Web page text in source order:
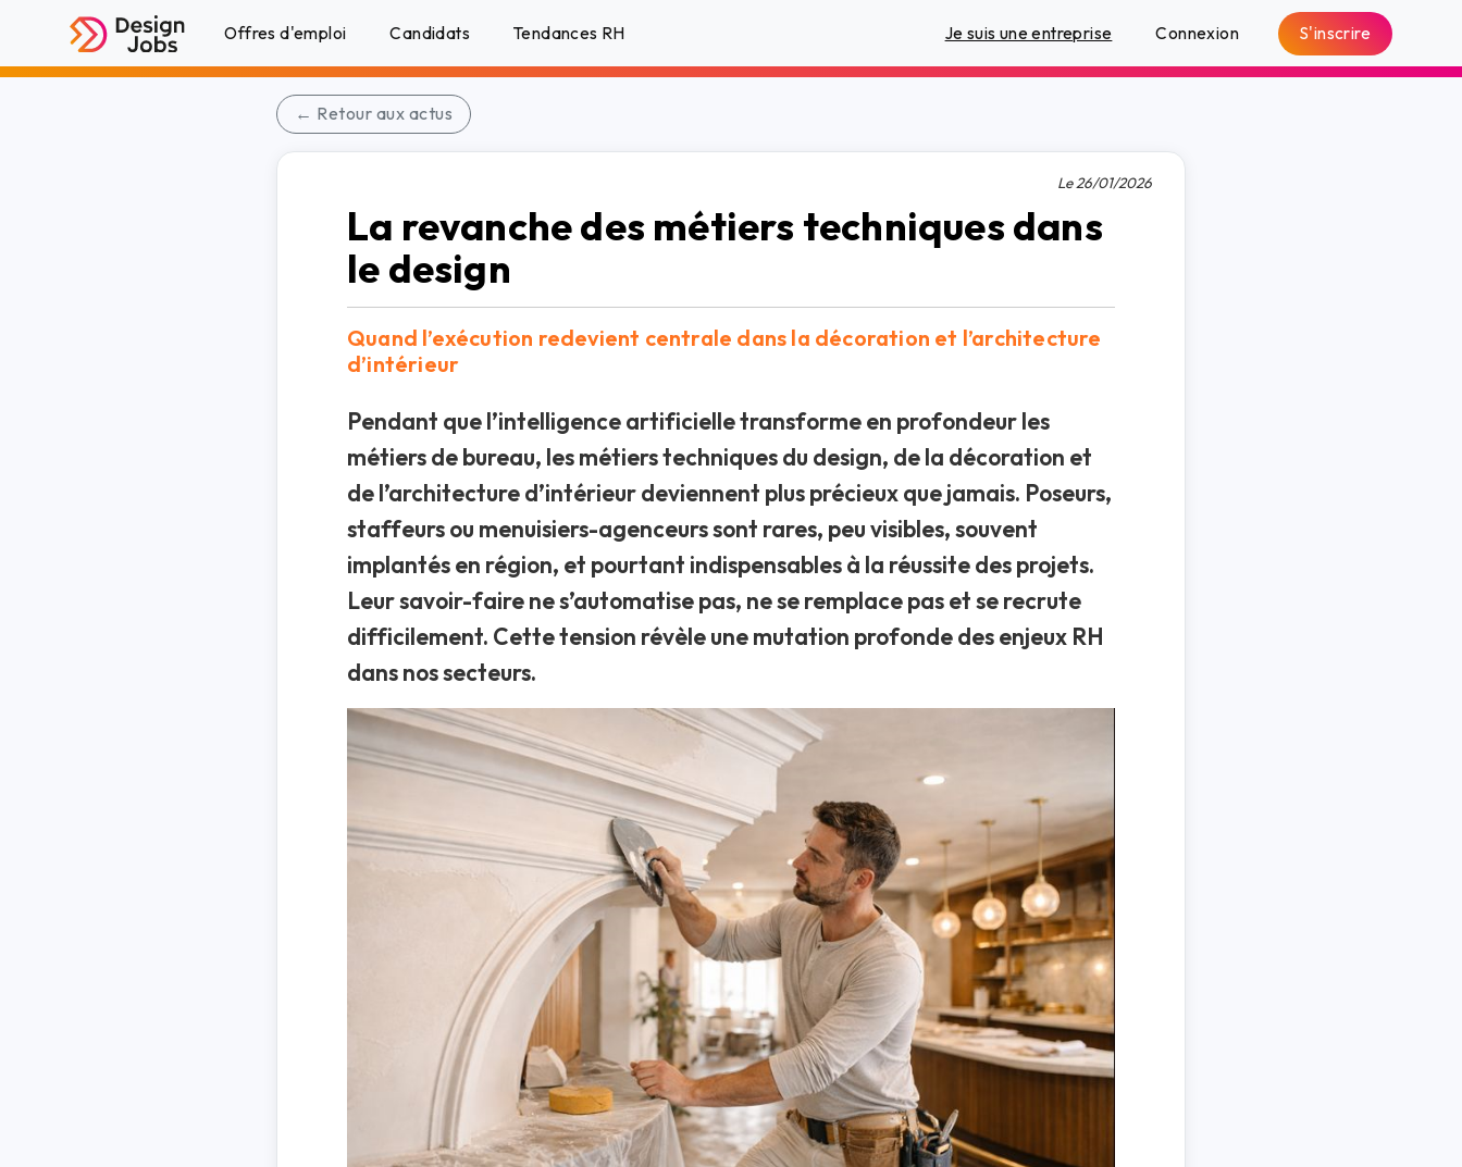
Offres d'emploi Candidats Tendances RH Je suis une entreprise Connexion S'inscrire
← Retour aux actus
Le 26/01/2026
La revanche des métiers techniques dans
le design
Quand l’exécution redevient centrale dans la décoration et l’architecture
d’intérieur
Pendant que l’intelligence artificielle transforme en profondeur les
métiers de bureau, les métiers techniques du design, de la décoration et
de l’architecture d’intérieur deviennent plus précieux que jamais. Poseurs,
staffeurs ou menuisiers-agenceurs sont rares, peu visibles, souvent
implantés en région, et pourtant indispensables à la réussite des projets.
Leur savoir-faire ne s’automatise pas, ne se remplace pas et se recrute
difficilement. Cette tension révèle une mutation profonde des enjeux RH
dans nos secteurs.